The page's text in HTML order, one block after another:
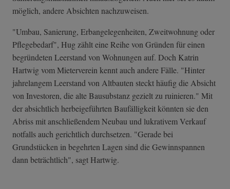
möglich, andere Absichten nachzuweisen.
"Umbau, Sanierung, Erbangelegenheiten, Zweitwohnung oder
Pflegebedarf", Hug zählt eine Reihe von Gründen für einen
begründeten Leerstand von Wohnungen auf. Doch Katrin
Hartwig vom Mieterverein kennt auch andere Fälle. "Hinter
jahrelangem Leerstand von Altbauten steckt häufig die Absicht
von Investoren, die alte Bausubstanz gezielt zu ruinieren." Mit
der absichtlich herbeigeführten Baufälligkeit könnten sie den
Abriss mit anschließendem Neubau und lukrativem Verkauf
notfalls auch gerichtlich durchsetzen. "Gerade bei
Grundstücken in begehrten Lagen sind die Gewinnspannen
dann beträchtlich", sagt Hartwig.